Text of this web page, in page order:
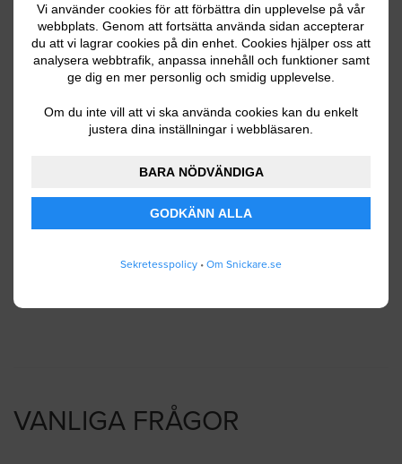
Vi använder cookies för att förbättra din upplevelse på vår
webbplats. Genom att fortsätta använda sidan accepterar
du att vi lagrar cookies på din enhet. Cookies hjälper oss att
analysera webbtrafik, anpassa innehåll och funktioner samt
ge dig en mer personlig och smidig upplevelse.
Om du inte vill att vi ska använda cookies kan du enkelt
justera dina inställningar i webbläsaren.
BARA NÖDVÄNDIGA
GODKÄNN ALLA
Sekretesspolicy • Om Snickare.se
Ditt telefonnummer
mina personuppgifter enligtanvändarvillkoren
VANLIGA FRÅGOR